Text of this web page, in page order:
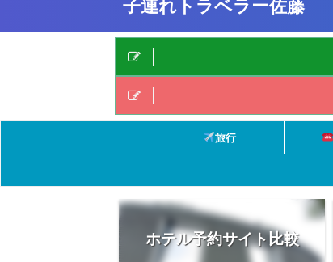
子連れトラベラー佐藤
旅行
ホテル予約サイト比較